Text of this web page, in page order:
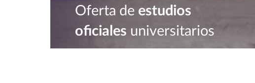
Oferta de estudios
oficiales universitarios